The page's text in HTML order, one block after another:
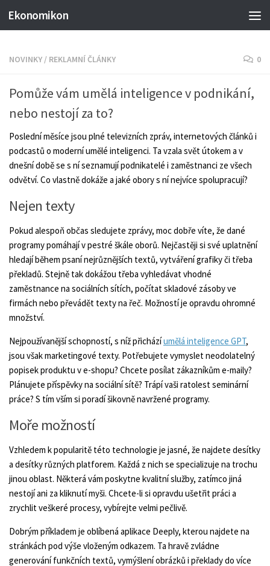
Ekonomikon
NOVINKY / REKLAMNÍ ČLÁNKY 0
Pomůže vám umělá inteligence v podnikání,
nebo nestojí za to?
Poslední měsíce jsou plné televizních zpráv, internetových článků i
podcastů o moderní umělé inteligenci. Ta vzala svět útokem a v
dnešní době se s ní seznamují podnikatelé i zaměstnanci ze všech
odvětví. Co vlastně dokáže a jaké obory s ní nejvíce spolupracují?
Nejen texty
Pokud alespoň občas sledujete zprávy, moc dobře víte, že dané
programy pomáhají v pestré škále oborů. Nejčastěji si své uplatnění
hledají během psaní nejrůznějších textů, vytváření grafiky či třeba
překladů. Stejně tak dokážou třeba vyhledávat vhodné
zaměstnance na sociálních sítích, počítat skladové zásoby ve
firmách nebo převádět texty na řeč. Možností je opravdu ohromné
množství.
Nejpoužívanější schopností, s níž přicházíumělá inteligence GPT,
jsou však marketingové texty. Potřebujete vymyslet neodolatelný
popisek produktu v e-shopu? Chcete posílat zákazníkům e-maily?
Plánujete příspěvky na sociální sítě? Trápí vaši ratolest seminární
práce? S tím vším si poradí šikovně navržené programy.
Moře možností
Vzhledem k popularitě této technologie je jasné, že najdete desítky
a desítky různých platforem. Každá z nich se specializuje na trochu
jinou oblast. Některá vám poskytne kvalitní služby, zatímco jiná
nestojí ani za kliknutí myši. Chcete-li si opravdu ušetřit práci a
zrychlit veškeré procesy, vybírejte velmi pečlivě.
Dobrým příkladem je oblíbená aplikace Deeply, kterou najdete na
stránkách pod výše vloženým odkazem. Ta hravě zvládne
generování funkčních textů, vymýšlení obrázků i překlady do více